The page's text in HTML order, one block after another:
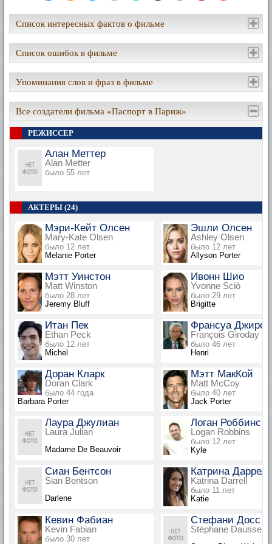
Список интересных фактов о фильме
Список ошибок в фильме
Упоминания слов и фраз в фильме
Все создатели фильма «Паспорт в Париж»
РЕЖИССЕР
Алан Меттер
Alan Metter
было 55 лет
АКТЕРЫ (24)
Мэри-Кейт Олсен
Mary-Kate Olsen
было 12 лет
Melanie Porter
Эшли Олсен
Ashley Olsen
было 12 лет
Allyson Porter
Мэтт Уинстон
Matt Winston
было 28 лет
Jeremy Bluff
Ивонн Шио
Yvonne Sciò
было 29 лет
Brigitte
Итан Пек
Ethan Peck
было 12 лет
Michel
Франсуа
François Giroday
было 46 лет
Henri
Доран Кларк
Doran Clark
было 44 года
Barbara Porter
Мэтт МакКой
Matt McCoy
было 40 лет
Jack Porter
Лаура Джулиан
Laura Julian
Madame De Beauvoir
Логан Роббинс
Logan Robbins
было 12 лет
Kyle
Сиан Бентсон
Sian Bentson
Darlene
Катрина Даррел
Katrina Darrell
было 11 лет
Katie
Кевин Фабиан
Kevin Fabian
было 30 лет
Стефани Досс
Stéphane Dausse